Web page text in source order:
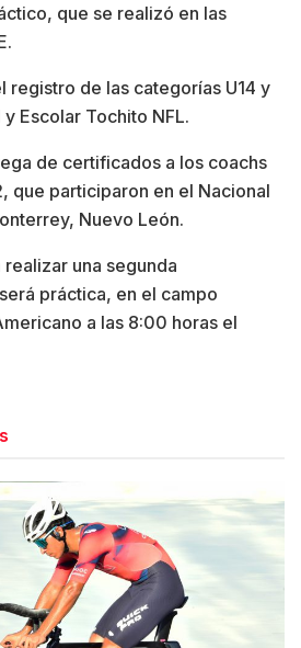
que se realizó en las
registro de las categorías U14 y
Escolar Tochito NFL.
de certificados a los coachs
que participaron en el Nacional
Nuevo León.
una segunda
práctica, en el campo
a las 8:00 horas el